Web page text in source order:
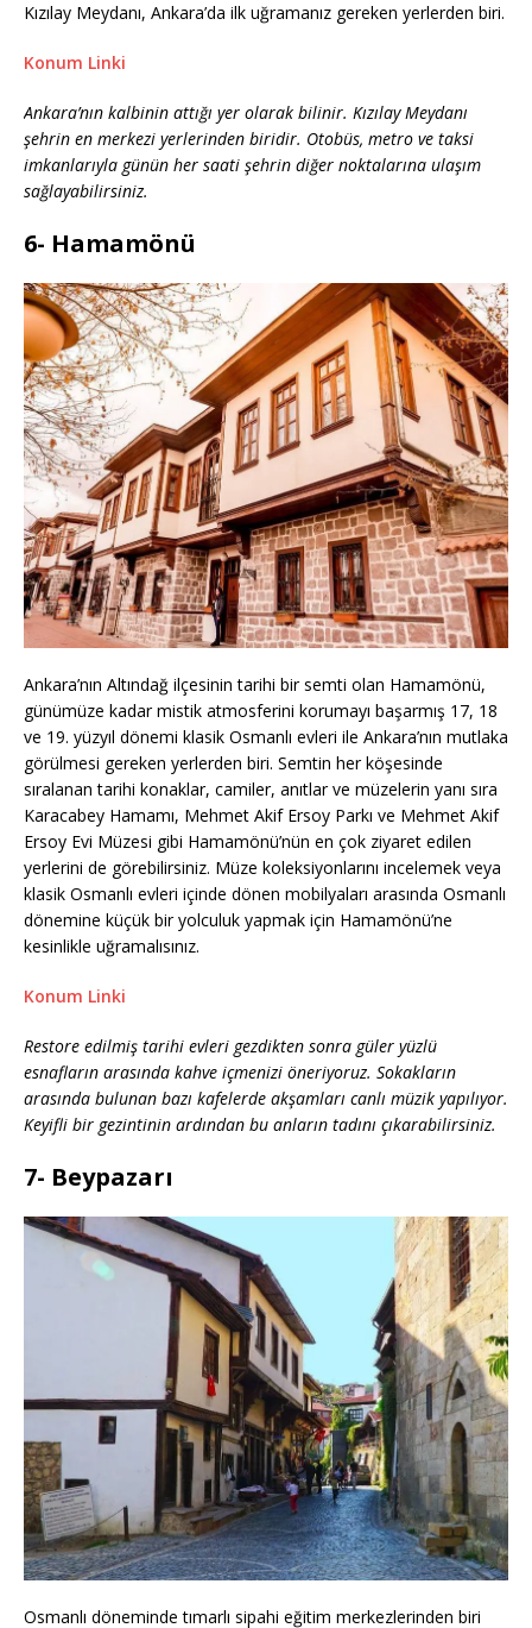
Kızılay Meydanı, Ankara’da ilk uğramanız gereken yerlerden biri.
Konum Linki
Ankara’nın kalbinin attığı yer olarak bilinir. Kızılay Meydanı
şehrin en merkezi yerlerinden biridir. Otobüs, metro ve taksi
imkanlarıyla günün her saati şehrin diğer noktalarına ulaşım
sağlayabilirsiniz.
6- Hamamönü
Ankara’nın Altındağ ilçesinin tarihi bir semti olan Hamamönü,
günümüze kadar mistik atmosferini korumayı başarmış 17, 18
ve 19. yüzyıl dönemi klasik Osmanlı evleri ile Ankara’nın mutlaka
görülmesi gereken yerlerden biri. Semtin her köşesinde
sıralanan tarihi konaklar, camiler, anıtlar ve müzelerin yanı sıra
Karacabey Hamamı, Mehmet Akif Ersoy Parkı ve Mehmet Akif
Ersoy Evi Müzesi gibi Hamamönü’nün en çok ziyaret edilen
yerlerini de görebilirsiniz. Müze koleksiyonlarını incelemek veya
klasik Osmanlı evleri içinde dönen mobilyaları arasında Osmanlı
dönemine küçük bir yolculuk yapmak için Hamamönü’ne
kesinlikle uğramalısınız.
Konum Linki
Restore edilmiş tarihi evleri gezdikten sonra güler yüzlü
esnafların arasında kahve içmenizi öneriyoruz. Sokakların
arasında bulunan bazı kafelerde akşamları canlı müzik yapılıyor.
Keyifli bir gezintinin ardından bu anların tadını çıkarabilirsiniz.
7- Beypazarı
Osmanlı döneminde tımarlı sipahi eğitim merkezlerinden biri